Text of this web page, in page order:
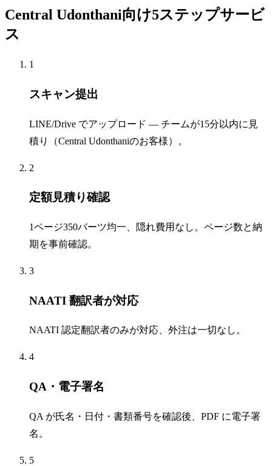
Central Udonthani向け5ステップサービ
ス
1
スキャン提出
LINE/Drive でアップロード — チームが15分以内に見
積り（Central Udonthaniのお客様）。
2
定額見積り確認
1ページ350バーツ均一、隠れ費用なし。ページ数と納
期を事前確認。
3
NAATI 翻訳者が対応
NAATI 認定翻訳者のみが対応、外注は一切なし。
4
QA・電子署名
QA が氏名・日付・書類番号を確認後、PDF に電子署
名。
5